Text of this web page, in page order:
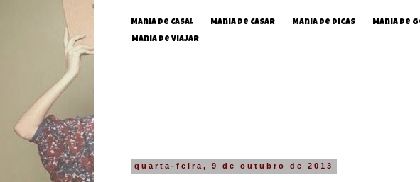
Mania de Casal Mania de Casar Mania de Dicas Mania de
Mania de Viajar
quarta-feira, 9 de outubro de 2013